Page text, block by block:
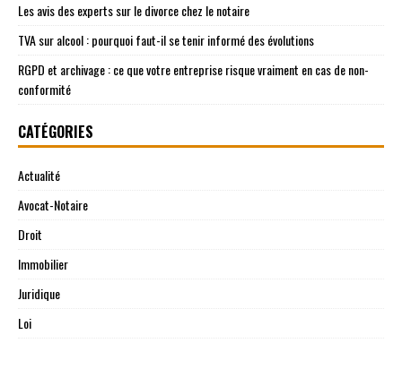
Les avis des experts sur le divorce chez le notaire
TVA sur alcool : pourquoi faut-il se tenir informé des évolutions
RGPD et archivage : ce que votre entreprise risque vraiment en cas de non-
conformité
CATÉGORIES
Actualité
Avocat-Notaire
Droit
Immobilier
Juridique
Loi